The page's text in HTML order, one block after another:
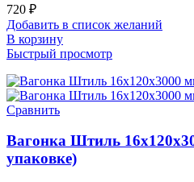
720 ₽
Добавить в список желаний
В корзину
Быстрый просмотр
Сравнить
Вагонка Штиль
упаковке)